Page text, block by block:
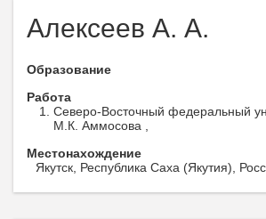
Алексеев А. А.
Образование
Работа
Северо-Восточный федеральный
М.К. Аммосова ,
Местонахождение
Якутск, Республика Саха (Якутия),